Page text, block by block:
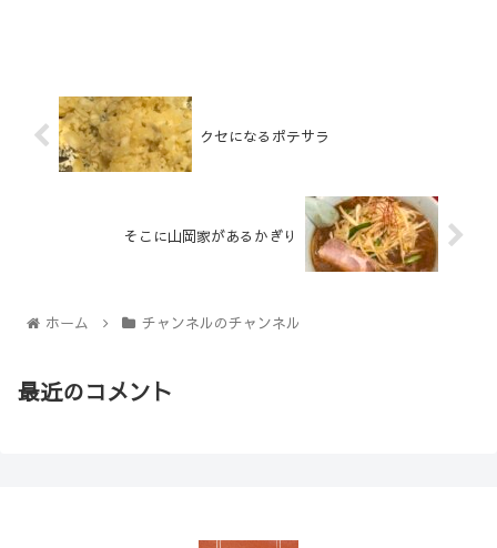
クセになるポテサラ
そこに山岡家があるかぎり
ホーム チャンネルのチャンネル
最近のコメント